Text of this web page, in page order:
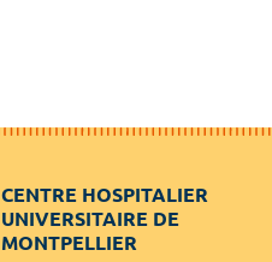
CENTRE HOSPITALIER
UNIVERSITAIRE DE
MONTPELLIER